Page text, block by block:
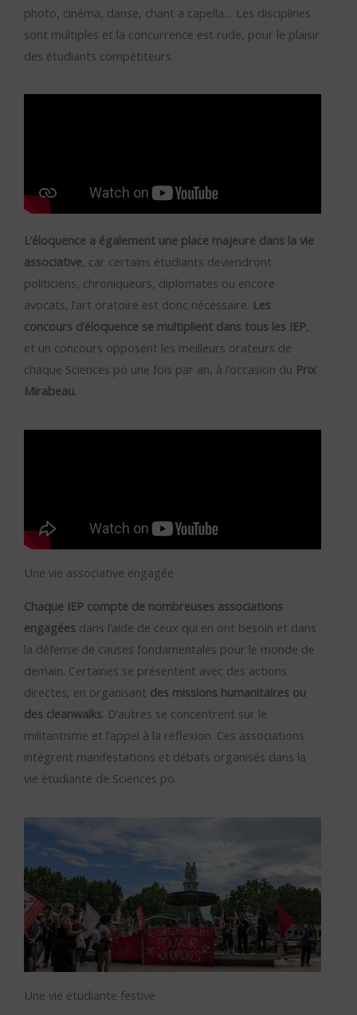
photo, cinéma, danse, chant a capella… Les disciplines
sont multiples et la concurrence est rude, pour le plaisir
des étudiants compétiteurs.
L’éloquence a également une place majeure dans la vie
associative, car certains étudiants deviendront
politiciens, chroniqueurs, diplomates ou encore
avocats, l’art oratoire est donc nécessaire. Les
concours d’éloquence se multiplient dans tous les IEP,
et un concours opposent les meilleurs orateurs de
chaque Sciences po une fois par an, à l’occasion du Prix
Mirabeau.
Une vie associative engagée
Chaque IEP compte de nombreuses associations
engagées dans l’aide de ceux qui en ont besoin et dans
la défense de causes fondamentales pour le monde de
demain. Certaines se présentent avec des actions
directes, en organisant des missions humanitaires ou
des cleanwalks. D’autres se concentrent sur le
militantisme et l’appel à la réflexion. Ces associations
intègrent manifestations et débats organisés dans la
vie étudiante de Sciences po.
Une vie étudiante festive